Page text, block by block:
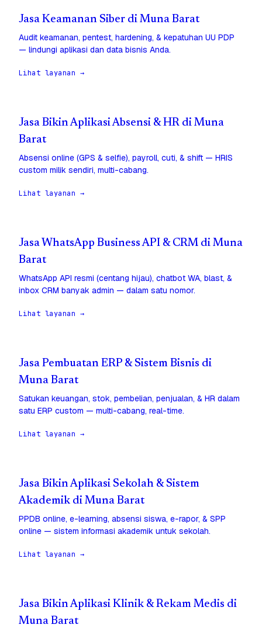
Jasa Keamanan Siber di Muna Barat
Audit keamanan, pentest, hardening, & kepatuhan UU PDP
— lindungi aplikasi dan data bisnis Anda.
Lihat layanan →
Jasa Bikin Aplikasi Absensi & HR di Muna
Barat
Absensi online (GPS & selfie), payroll, cuti, & shift — HRIS
custom milik sendiri, multi-cabang.
Lihat layanan →
Jasa WhatsApp Business API & CRM di Muna
Barat
WhatsApp API resmi (centang hijau), chatbot WA, blast, &
inbox CRM banyak admin — dalam satu nomor.
Lihat layanan →
Jasa Pembuatan ERP & Sistem Bisnis di
Muna Barat
Satukan keuangan, stok, pembelian, penjualan, & HR dalam
satu ERP custom — multi-cabang, real-time.
Lihat layanan →
Jasa Bikin Aplikasi Sekolah & Sistem
Akademik di Muna Barat
PPDB online, e-learning, absensi siswa, e-rapor, & SPP
online — sistem informasi akademik untuk sekolah.
Lihat layanan →
Jasa Bikin Aplikasi Klinik & Rekam Medis di
Muna Barat